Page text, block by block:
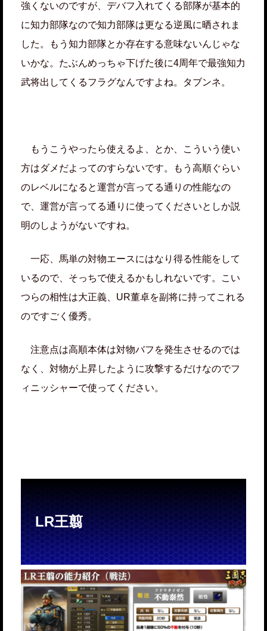
強くないのですが、デバフ入れてくる部隊が基本的
に知力部隊なので知力部隊は更なる逆風に晒されま
した。もう知力部隊とか存在する意味ないんじゃな
いかな。たぶんめっちゃ下げた後に4周年で最強知力
武将出してくるフラグなんですよね。タブンネ。
もうこうやったら使えるよ、とか、こういう使い
方はダメだよってのすらないです。もう高順ぐらい
のレベルになると運営が言ってる通りの性能なの
で、運営が言ってる通りに使ってくださいとしか説
明のしようがないですね。
一応、馬単の対物エースにはなり得る性能をして
いるので、そっちで使えるかもしれないです。こい
つらの相性は大正義、UR董卓を副将に持ってこれる
のですごく優秀。
注意点は高順本体は対物バフを発生させるのでは
なく、対物が上昇したように攻撃するだけなのでフ
ィニッシャーで使ってください。
LR王翦